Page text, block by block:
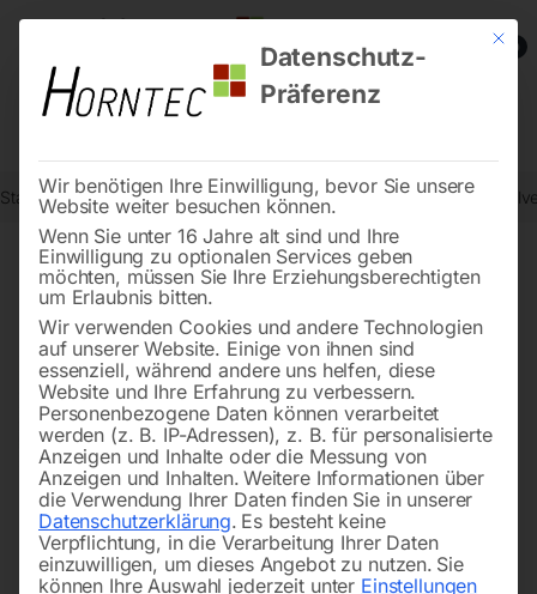
0
Start Drucklufttechnologie Druckluft-Verrohrungssystem
Mit
Datenschutz-
Präferenz
Wir benötigen Ihre Einwilligung, bevor Sie unsere
Website weiter besuchen können.
Wenn Sie unter 16 Jahre alt sind und Ihre
Einwilligung zu optionalen Services geben
möchten, müssen Sie Ihre Erziehungsberechtigten
um Erlaubnis bitten.
Wir verwenden Cookies und andere Technologien
auf unserer Website. Einige von ihnen sind
essenziell, während andere uns helfen, diese
Website und Ihre Erfahrung zu verbessern.
Personenbezogene Daten können verarbeitet
werden (z. B. IP-Adressen), z. B. für personalisierte
Anzeigen und Inhalte oder die Messung von
Anzeigen und Inhalten. Weitere Informationen über
die Verwendung Ihrer Daten finden Sie in unserer
Datenschutzerklärung. Es besteht keine
Verpflichtung, in die Verarbeitung Ihrer Daten
einzuwilligen, um dieses Angebot zu nutzen. Sie
können Ihre Auswahl jederzeit unter Einstellungen